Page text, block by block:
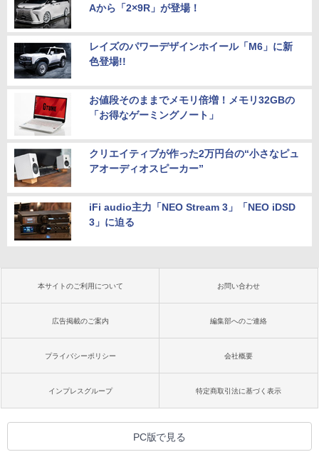
Aから「2×9R」が登場！
レイズのパワーデザインホイール「M6」に新
色登場!!
お値段そのままでメモリ倍増！メモリ32GBの
「お得なゲーミングノート」
クリエイティブが作った2万円台の“小さなピュ
アオーディオスピーカー”
iFi audio主力「NEO Stream 3」「NEO iDSD
3」に迫る
本サイトのご利用について お問い合わせ
広告掲載のご案内 編集部へのご連絡
プライバシーポリシー 会社概要
インプレスグループ 特定商取引法に基づく表示
PC版で見る